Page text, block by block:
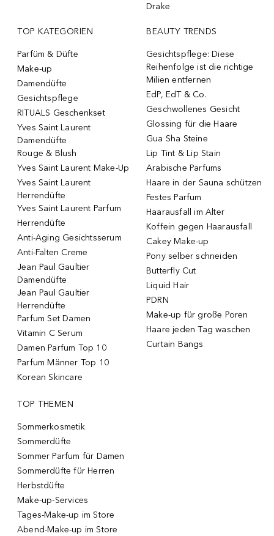
Drake
TOP KATEGORIEN
Parfüm & Düfte
Make-up
Damendüfte
Gesichtspflege
RITUALS Geschenkset
Yves Saint Laurent
Damendüfte
Rouge & Blush
Yves Saint Laurent Make-Up
Yves Saint Laurent
Herrendüfte
Yves Saint Laurent Parfum
Herrendüfte
Anti-Aging Gesichtsserum
Anti-Falten Creme
Jean Paul Gaultier
Damendüfte
Jean Paul Gaultier
Herrendüfte
Parfum Set Damen
Vitamin C Serum
Damen Parfum Top 10
Parfum Männer Top 10
Korean Skincare
BEAUTY TRENDS
Gesichtspflege: Diese
Reihenfolge ist die richtige
Milien entfernen
EdP, EdT & Co.
Geschwollenes Gesicht
Glossing für die Haare
Gua Sha Steine
Lip Tint & Lip Stain
Arabische Parfums
Haare in der Sauna schützen
Festes Parfum
Haarausfall im Alter
Koffein gegen Haarausfall
Cakey Make-up
Pony selber schneiden
Butterfly Cut
Liquid Hair
PDRN
Make-up für große Poren
Haare jeden Tag waschen
Curtain Bangs
TOP THEMEN
Sommerkosmetik
Sommerdüfte
Sommer Parfum für Damen
Sommerdüfte für Herren
Herbstdüfte
Make-up-Services
Tages-Make-up im Store
Abend-Make-up im Store